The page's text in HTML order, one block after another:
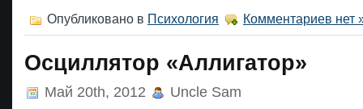
Опубликовано в Психология Комментариев нет
Осциллятор «Аллигатор»
Май 20th, 2012 Uncle Sam